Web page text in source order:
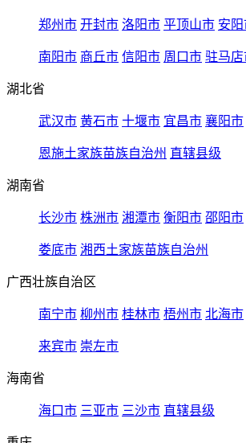
郑州市 开封市 洛阳市 平顶山市 安
南阳市 商丘市 信阳市 周口市 驻马店
湖北省
武汉市 黄石市 十堰市 宜昌市 襄阳市
恩施土家族苗族自治州 直辖县级
湖南省
长沙市 株洲市 湘潭市 衡阳市 邵阳市
娄底市 湘西土家族苗族自治州
广西壮族自治区
南宁市 柳州市 桂林市 梧州市 北海市
来宾市 崇左市
海南省
海口市 三亚市 三沙市 直辖县级